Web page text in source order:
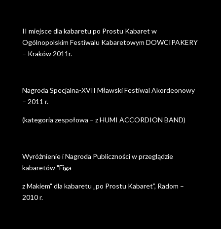
II miejsce dla kabaretu po Prostu Kabaret w
Ogólnopolskim Festiwalu Kabaretowym DOWCIPAKERY
– Kraków 2011r.
Nagroda Specjalna-XVII Mławski Festiwal Akordeonowy
– 2011 r.
(kategoria zespołowa – z HUMI ACCORDION BAND)
Wyróżnienie i Nagroda Publiczności w przeglądzie
kabaretów "Figa
z Makiem" dla kabaretu „po Prostu Kabaret”, Radom –
2010 r.